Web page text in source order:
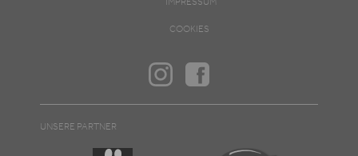
COOKIES
UNSERE PARTNER